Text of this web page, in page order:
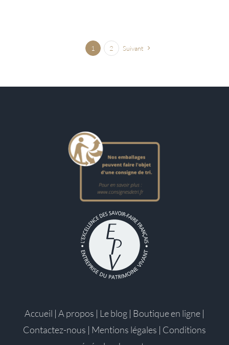
1 2 Suivant
Accueil | A propos | Le blog | Boutique en ligne |
Contactez-nous | Mentions légales | Conditions